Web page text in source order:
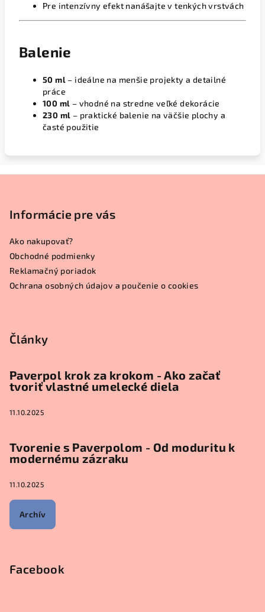
Pre intenzívny efekt nanášajte v tenkých vrstvách
Balenie
50 ml – ideálne na menšie projekty a detailné
práce
100 ml – vhodné na stredne veľké dekorácie
230 ml – praktické balenie na väčšie plochy a
časté použitie
Informácie pre vás
Ako nakupovať?
Obchodné podmienky
Reklamačný poriadok
Ochrana osobných údajov a poučenie o cookies
Články
Paverpol krok za krokom - Ako začať
tvoriť vlastné umelecké diela
11.10.2025
Tvorenie s Paverpolom - Od moduritu k
modernému zázraku
11.10.2025
Archív
Facebook